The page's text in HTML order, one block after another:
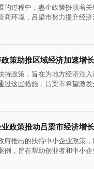
的过程中，惠企政策扮演着
环境，吕梁市努力提升经
策助推区域经济加速增长
持政策，旨在为地方经济注
这些措施，吕梁市希望激
政策推动吕梁市经济增
府推出的扶持中小企业政策
，旨在帮助创业者和中小企